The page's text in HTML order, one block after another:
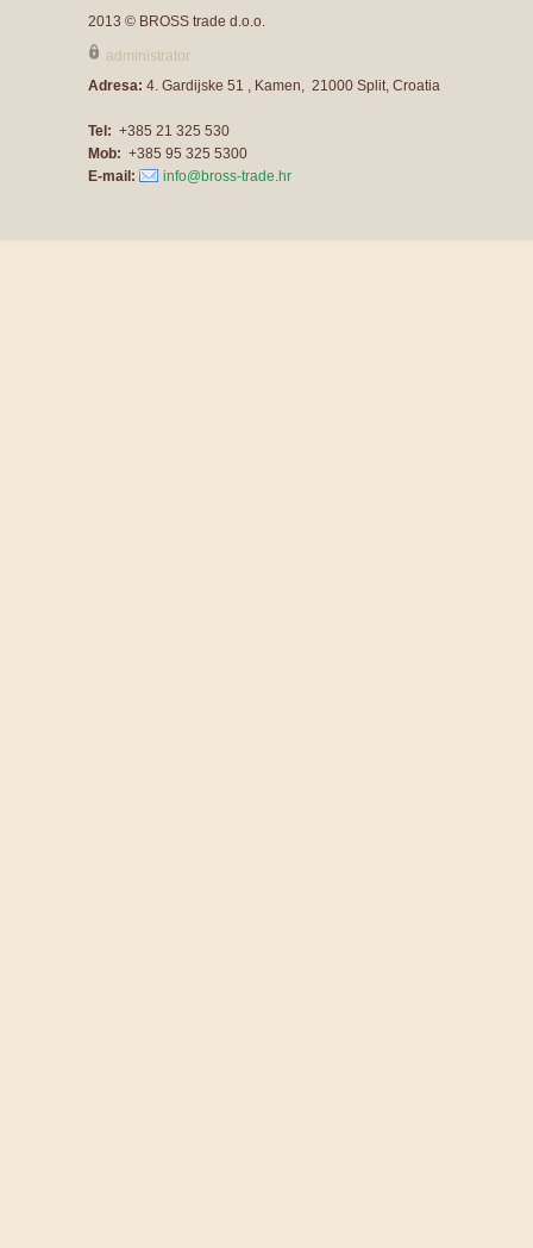
2013 © BROSS trade d.o.o.
administrator
Adresa: 4. Gardijske 51 , Kamen, 21000 Split, Croatia
Tel: +385 21 325 530
Mob: +385 95 325 5300
E-mail:
info@bross-trade.hr